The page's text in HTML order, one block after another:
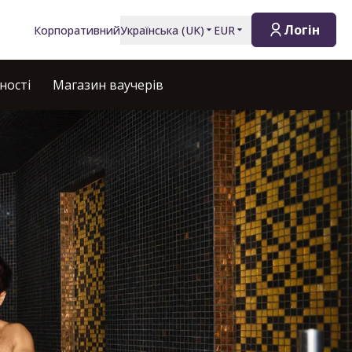
КорпоративнийУкраїнська (UK) EUR Логін
Магазин ваучерів